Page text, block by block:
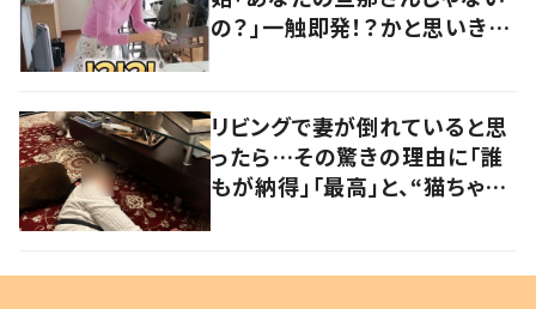
の？」一触即発！？かと思いき
リビングで妻が倒れていると思
ったら…その驚きの理由に「誰
もが納得」「最高」と、“猫ちゃん